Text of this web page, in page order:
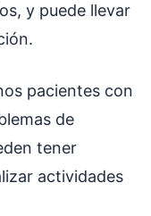
y puede llevar
pacientes con
de
tener
actividades